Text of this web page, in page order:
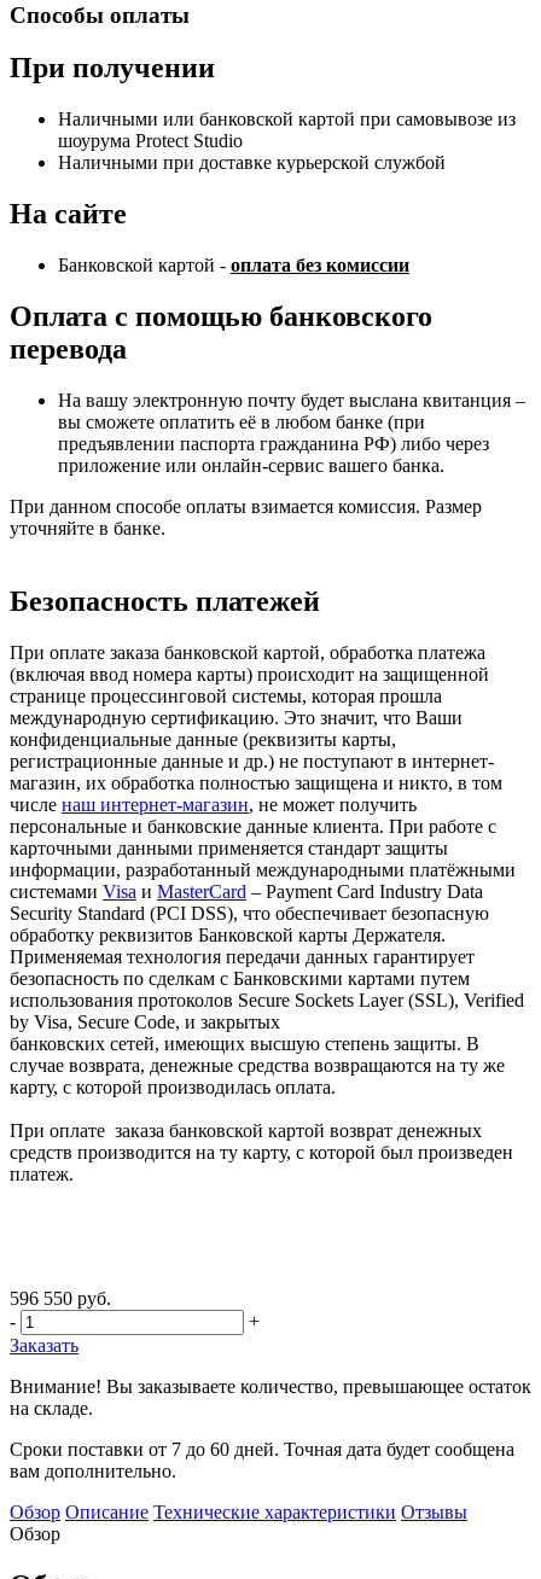
Способы оплаты
При получении
Наличными или банковской картой при самовывозе из
шоурума Protect Studio
Наличными при доставке курьерской службой
На сайте
Банковской картой - оплата без комиссии
Оплата с помощью банковского
перевода
На вашу электронную почту будет выслана квитанция –
вы сможете оплатить её в любом банке (при
предъявлении паспорта гражданина РФ) либо через
приложение или онлайн-сервис вашего банка.
При данном способе оплаты взимается комиссия. Размер
уточняйте в банке.
Безопасность платежей
При оплате заказа банковской картой, обработка платежа
(включая ввод номера карты) происходит на защищенной
странице процессинговой системы, которая прошла
международную сертификацию. Это значит, что Ваши
конфиденциальные данные (реквизиты карты,
регистрационные данные и др.) не поступают в интернет-
магазин, их обработка полностью защищена и никто, в том
числе наш интернет-магазин, не может получить
персональные и банковские данные клиента. При работе с
карточными данными применяется стандарт защиты
информации, разработанный международными платёжными
системами Visa и MasterCard – Payment Card Industry Data
Security Standard (PCI DSS), что обеспечивает безопасную
обработку реквизитов Банковской карты Держателя.
Применяемая технология передачи данных гарантирует
безопасность по сделкам с Банковскими картами путем
использования протоколов Secure Sockets Layer (SSL), Verified
by Visa, Secure Code, и закрытых
банковских сетей, имеющих высшую степень защиты. В
случае возврата, денежные средства возвращаются на ту же
карту, с которой производилась оплата.
При оплате заказа банковской картой возврат денежных
средств производится на ту карту, с которой был произведен
платеж.
596 550 руб.
-
+
Заказать
Внимание! Вы заказываете количество, превышающее остаток
на складе.
Сроки поставки от 7 до 60 дней. Точная дата будет сообщена
вам дополнительно.
Обзор Описание Технические характеристики Отзывы
Обзор